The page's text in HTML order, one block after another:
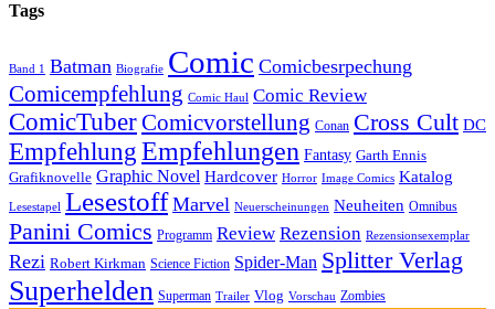
Tags
Band 1 Batman Biografie Comic Comicbesrpechung
Comicempfehlung Comic Haul Comic Review
ComicTuberComicvorstellung Conan Cross Cult DC
Empfehlung Empfehlungen Fantasy Garth Ennis
Grafiknovelle Graphic Novel Hardcover Horror Image Comics Katalog
Lesestapel Lesestoff Marvel Neuerscheinungen Neuheiten Omnibus
Panini Comics Programm Review Rezension Rezensionsexemplar
Rezi Robert Kirkman Science Fiction Spider-Man Splitter Verlag
Superhelden Superman Trailer Vlog Vorschau Zombies